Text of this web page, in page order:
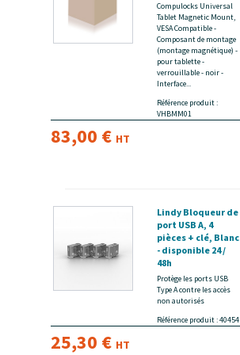
Compulocks Universal
Tablet Magnetic Mount,
VESA Compatible -
Composant de montage
(montage magnétique) -
pour tablette -
verrouillable - noir -
Interface...
Référence produit :
VHBMM01
83,00 € HT
Lindy Bloqueur de
port USB A, 4
pièces + clé, Blanc
- disponible 24 /
48h
Protège les ports USB
Type A contre les accès
non autorisés
Référence produit : 40454
25,30 € HT